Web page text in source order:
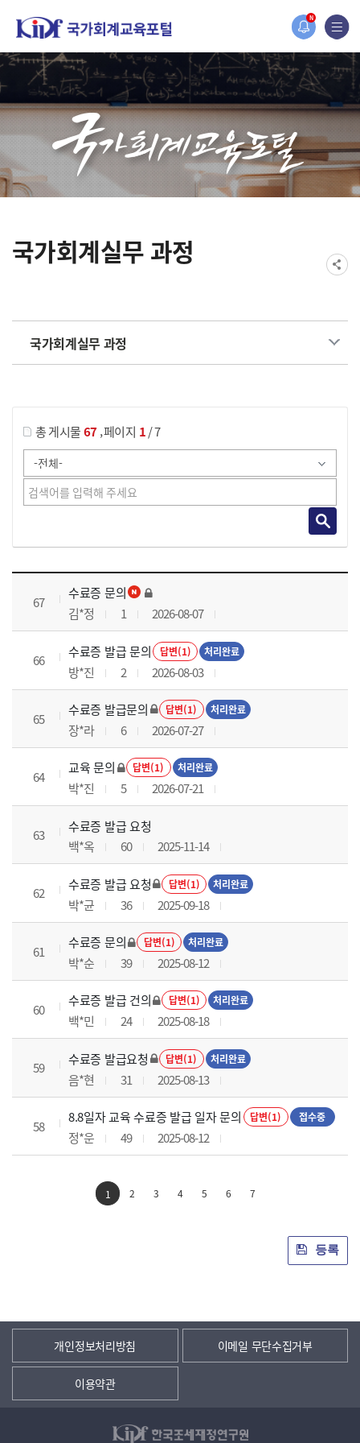
N
홈페이지가 새롭게 개편되었습니다.
한국조세재정연구원홈페이지가 새롭게 개설되었습니다.
국가회계실무 과정
국가회계실무 과정
총 게시물67,페이지 1/ 7
국가회계실무 과정 목록 으로 번호, 제목, 작성자, 조회수, 등록 일로 나열 되고 있습니다.
67
수료증 문의
김*정
1 2026-08-07
66
수료증 발급 문의 답변(1) 처리완료
방*진 2 2026-08-03
65
수료증 발급문의 답변(1) 처리완료
장*라 6 2026-07-27
64
교육 문의 답변(1) 처리완료
박*진 5 2026-07-21
63
수료증 발급 요청
백*옥
60 2025-11-14
62
수료증 발급 요청 답변(1) 처리완료
박*균 36 2025-09-18
61
수료증 문의 답변(1) 처리완료
박*순 39 2025-08-12
60
수료증 발급 건의 답변(1) 처리완료
백*민 24 2025-08-18
59
수료증 발급요청 답변(1) 처리완료
음*현 31 2025-08-13
58
8.8일자 교육 수료증 발급 일자 문의 답변(1) 접수중
정*운 49 2025-08-12
1 2 3 4 5 6 7
등록
개인정보처리방침 이메일 무단수집거부
이용약관